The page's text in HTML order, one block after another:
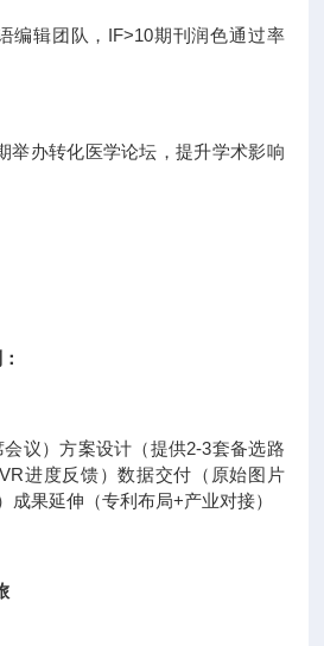
编辑团队，IF>10期刊润色通过率
举办转化医学论坛，提升学术影响
议）方案设计（提供2-3套备选路
进度反馈）数据交付（原始图片
成果延伸（专利布局+产业对接）